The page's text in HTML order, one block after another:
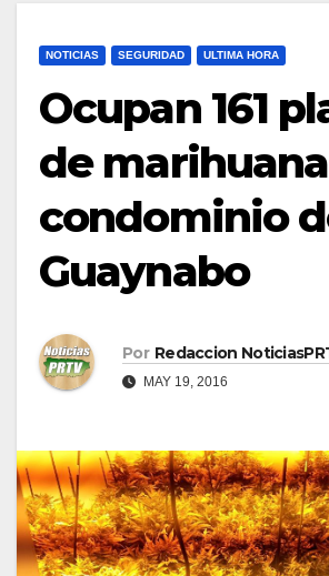
NOTICIAS SEGURIDAD ULTIMA HORA
Ocupan 161
de
condominio
Guaynabo
Por Redaccion
MAY 19, 2016